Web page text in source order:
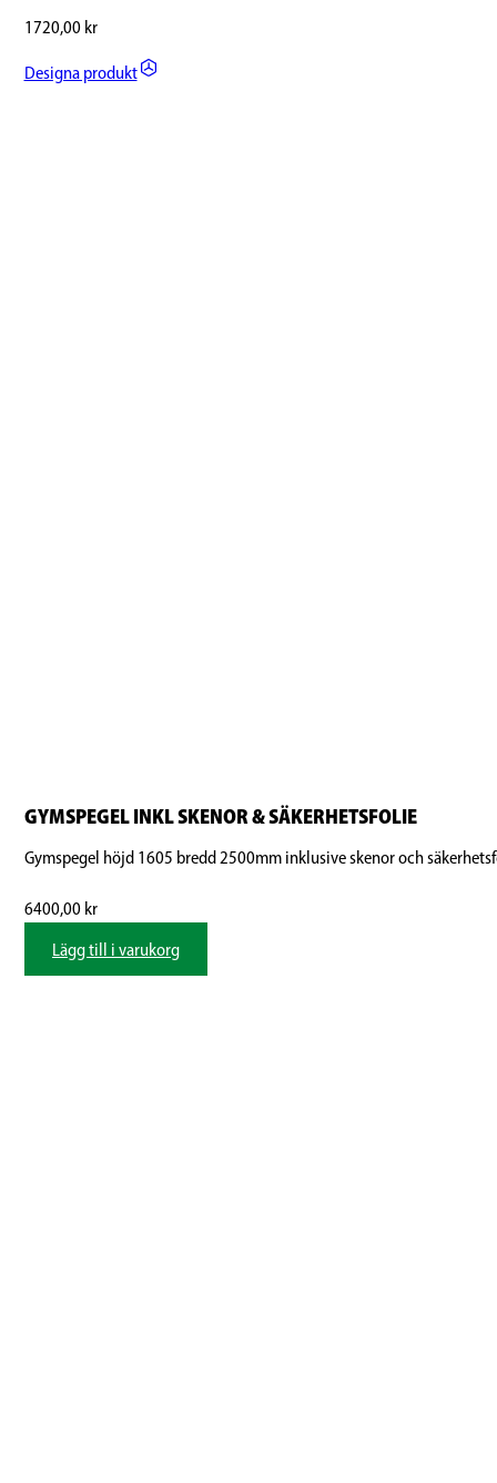
1720,00 kr
Designa produkt
GYMSPEGEL INKL SKENOR & SÄKERHETSFOLIE
Gymspegel höjd 1605 bredd 2500mm inklusive skenor och
6400,00 kr
Lägg till i varukorg